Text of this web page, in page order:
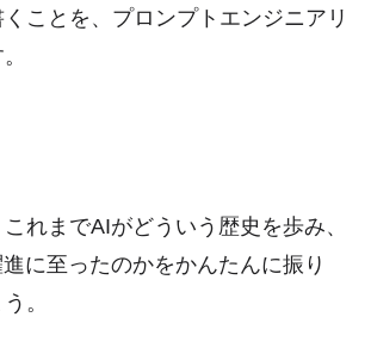
ことを、プロンプトエンジニアリ
れまでAIがどういう歴史を歩み、
に至ったのかをかんたんに振り
。